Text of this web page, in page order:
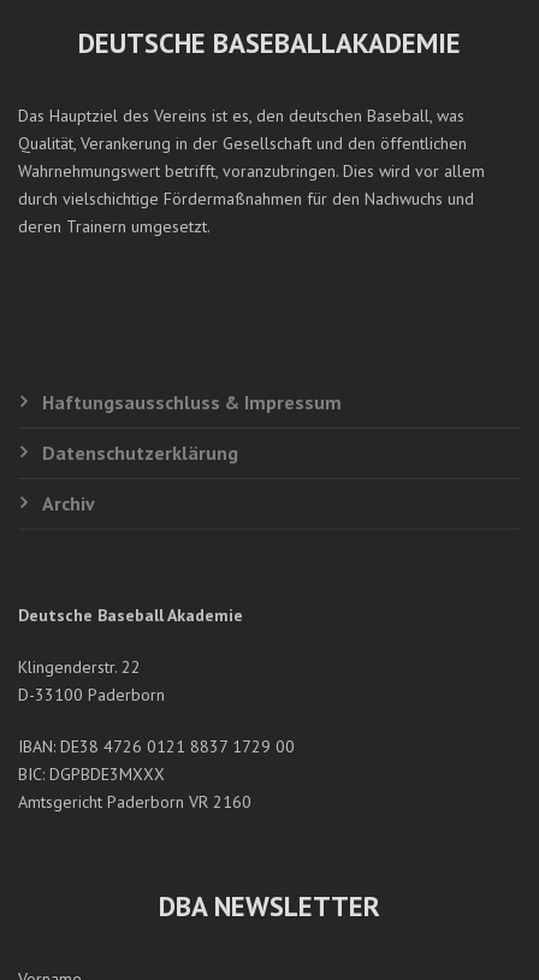
DEUTSCHE BASEBALLAKADEMIE
Das Hauptziel des Vereins ist es, den deutschen Baseball, was
Qualität, Verankerung in der Gesellschaft und den öffentlichen
Wahrnehmungswert betrifft, voranzubringen. Dies wird vor allem
durch vielschichtige Fördermaßnahmen für den Nachwuchs und
deren Trainern umgesetzt.
Haftungsausschluss & Impressum
Datenschutzerklärung
Archiv
Deutsche Baseball Akademie
Klingenderstr. 22
D-33100 Paderborn
IBAN: DE38 4726 0121 8837 1729 00
BIC: DGPBDE3MXXX
Amtsgericht Paderborn VR 2160
DBA NEWSLETTER